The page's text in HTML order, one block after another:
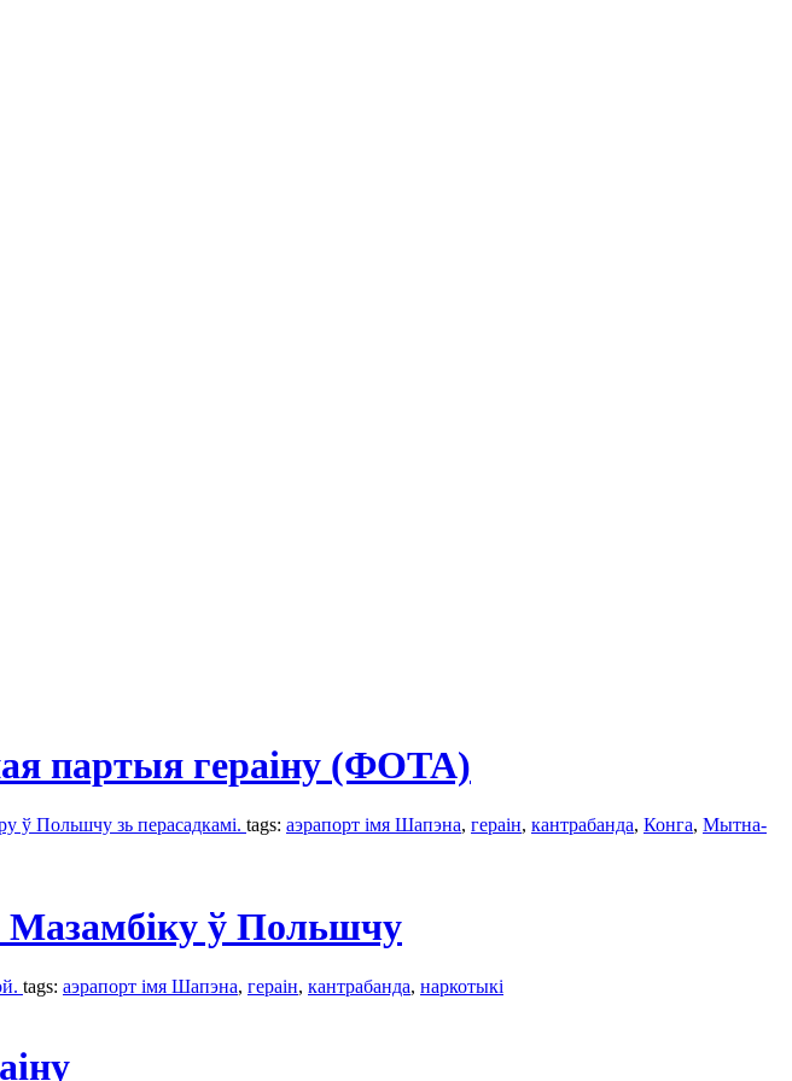
партыя гераіну (ФОТА)
ў Польшчу зь перасадкамі. tags: аэрапорт імя Шапэна, гераін, кантрабанда, Конга, Мытна-
Мазамбіку ў Польшчу
tags: аэрапорт імя Шапэна, гераін, кантрабанда, наркотыкі